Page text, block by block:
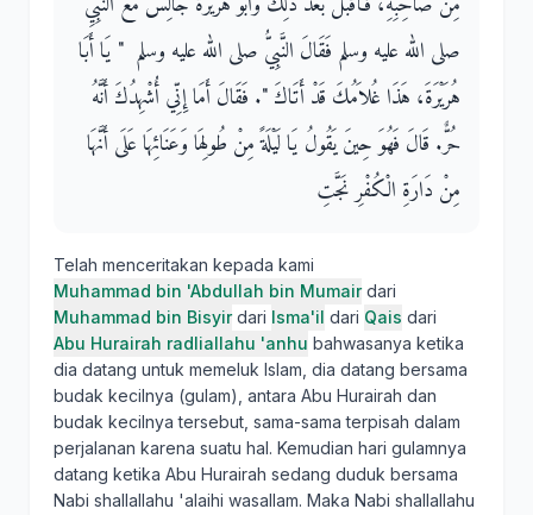
صلى الله عليه وسلم فَقَالَ النَّبِيُّ صلى الله عليه وسلم ‏ "‏ يَا أَبَا
هُرَيْرَةَ، هَذَا غُلاَمُكَ قَدْ أَتَاكَ ‏"‏‏.‏ فَقَالَ أَمَا إِنِّي أُشْهِدُكَ أَنَّهُ
حُرٌّ‏.‏ قَالَ فَهُوَ حِينَ يَقُولُ يَا لَيْلَةً مِنْ طُولِهَا وَعَنَائِهَا عَلَى أَنَّهَا
مِنْ دَارَةِ الْكُفْرِ نَجَّتِ
Telah menceritakan kepada kami
Muhammad bin 'Abdullah bin Mumairdari
Muhammad bin Bisyirdari Isma'il dari Qais dari
Abu Hurairah radliallahu 'anhu bahwasanya ketika
dia datang untuk memeluk Islam, dia datang bersama
budak kecilnya (gulam), antara Abu Hurairah dan
budak kecilnya tersebut, sama-sama terpisah dalam
perjalanan karena suatu hal. Kemudian hari gulamnya
datang ketika Abu Hurairah sedang duduk bersama
Nabi shallallahu 'alaihi wasallam. Maka Nabi shallallahu